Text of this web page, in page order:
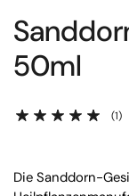
50ml
(1)
Die Sanddorn-